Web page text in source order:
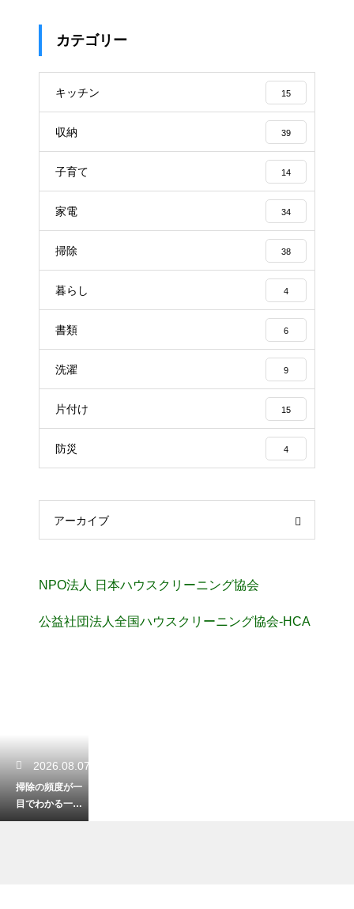
カテゴリー
キッチン 15
収納 39
子育て 14
家電 34
掃除 38
暮らし 4
書類 6
洗濯 9
片付け 15
防災 4
アーカイブ
NPO法人 日本ハウスクリーニング協会
公益社団法人全国ハウスクリーニング協会-HCA
2026.08.07
掃除の頻度が一
目でわかる一
覧！無理なく清